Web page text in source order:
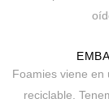
Foamies viene en
reciclable.